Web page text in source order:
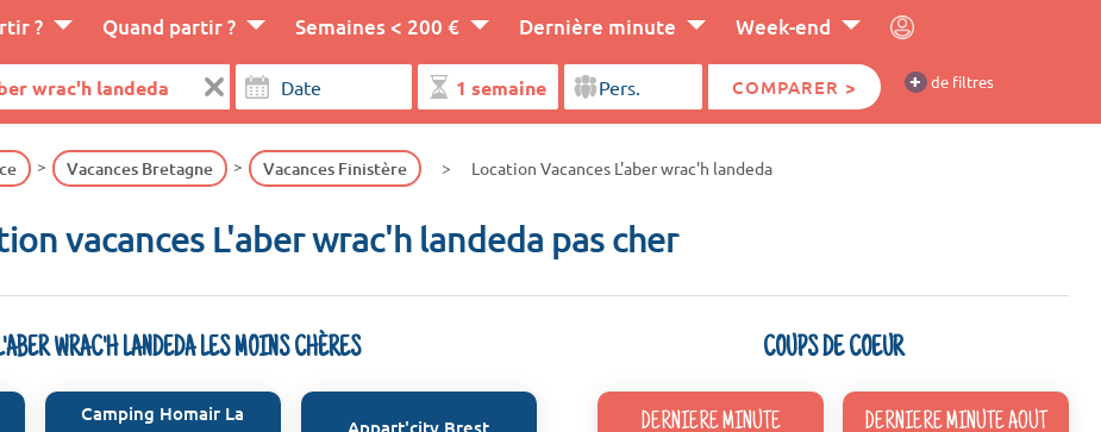
? Quand partir ? Semaines < 200 € Dernière minute Week-end
COMPARER > + de filtres
Vacances Bretagne Vacances Finistère Location Vacances L'aber wrac'h landeda
vacances L'aber wrac'h landeda pas cher
WRAC'H LANDEDA LES MOINS CHÈRES
Camping Homair La
Appart'city Brest
COUPS DE COEUR
DERNIERE MINUTE DERNIERE MINUTE AOUT